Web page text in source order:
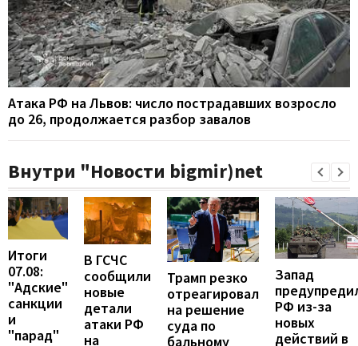
Атака РФ на Львов: число пострадавших возросло
до 26, продолжается разбор завалов
Внутри "Новости bigmir)net
Итоги
07.08:
"Адские"
санкции
и
"парад"
В ГСЧС
сообщили
новые
детали
атаки РФ
на
Трамп резко
отреагировал
на решение
суда по
бальному
Запад
РФ из-за
новых
действий в